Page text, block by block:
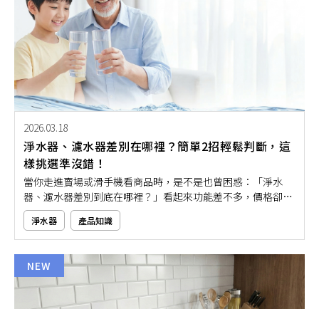
2026.03.18
淨水器、濾水器差別在哪裡？簡單2招輕鬆判斷，這
樣挑選準沒錯！
當你走進賣場或滑手機看商品時，是不是也曾困惑：「淨水
器、濾水器差別到底在哪裡？」看起來功能差不多，價格卻差
很大，到底要怎麼挑才不會買錯？其實只要掌握幾個簡單判斷
原則，就能輕鬆分辨這兩者的功能與適用情境。本文將帶大家
用簡單3招，一次搞懂淨水器與濾水器的實際差別，幫助你根
據需求選對產品，不再被複雜的專有名詞弄得一頭霧水！
淨水器 產品知識
NEW